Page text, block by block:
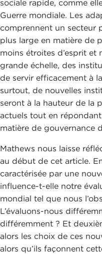
sociale rapide, comme
Guerre mondiale. Les
comprennent un secteur
plus large en matière de
moins étroites d’esprit et
grande échelle, des
de servir efficacement à
surtout, de nouvelles
seront à la hauteur de la
actuels tout en
matière de gouvernance
Mathews nous laisse
au début de cet article.
caractérisée par une
influence-t-elle notre
mondial tel que nous
L’évaluons-nous
différemment ? Et
alors les choix de ces
alors qu’ils façonnent